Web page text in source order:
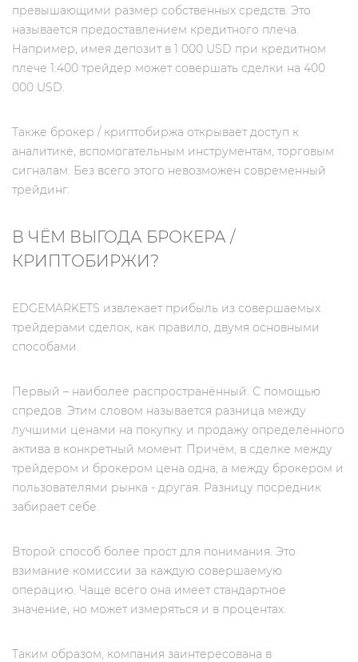
превышающими размер собственных средств. Это
называется предоставлением кредитного плеча.
Например, имея депозит в 1 000 USD при кредитном
плече 1:400 трейдер может совершать сделки на 400
000 USD.
Также брокер / криптобиржа открывает доступ к
аналитике, вспомогательным инструментам, торговым
сигналам. Без всего этого невозможен современный
трейдинг.
В ЧЁМ ВЫГОДА БРОКЕРА /
КРИПТОБИРЖИ?
EDGEMARKETS извлекает прибыль из совершаемых
трейдерами сделок, как правило, двумя основными
способами.
Первый – наиболее распространённый. С помощью
спредов. Этим словом называется разница между
лучшими ценами на покупку и продажу определённого
актива в конкретный момент. Причём, в сделке между
трейдером и брокером цена одна, а между брокером и
пользователями рынка - другая. Разницу посредник
забирает себе.
Второй способ более прост для понимания. Это
взимание комиссии за каждую совершаемую
операцию. Чаще всего она имеет стандартное
значение, но может измеряться и в процентах.
Таким образом, компания заинтересована в